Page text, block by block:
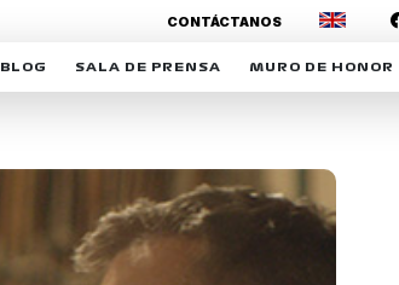
BLOG
INTERACTIVOS
SALA DE PRENSA
ACREDITACIONES
MURO DE HONOR
CONTÁCTANOS